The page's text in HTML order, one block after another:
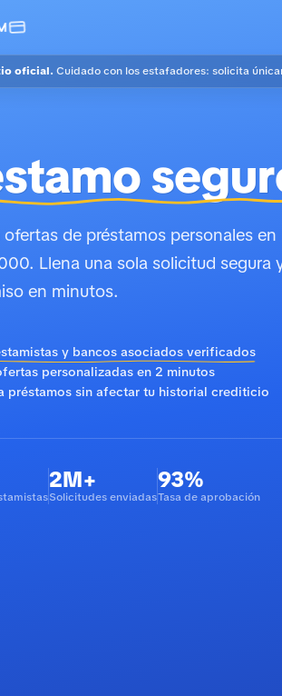
oficial. Cuidado con los estafadores: solicita
de préstamos personales
Llena una sola solicitud segura
en minutos.
y bancos asociados verificados
personalizadas en 2 minutos
préstamos sin afectar tu historial crediticio
2M+
Solicitudes enviadas
93%
Tasa de aprobación